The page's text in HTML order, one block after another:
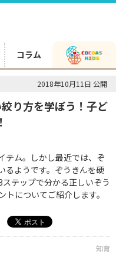
コラム
2018年10月11日 公開
り方を学ぼう！子ど
テム。しかし最近では、ぞ
るようです。ぞうきんを硬
テップで分かる正しいぞう
についてご紹介します。
知育